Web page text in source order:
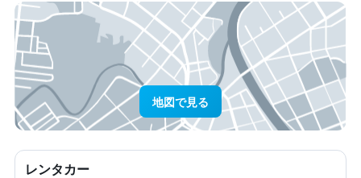
地図で見る
レンタカー